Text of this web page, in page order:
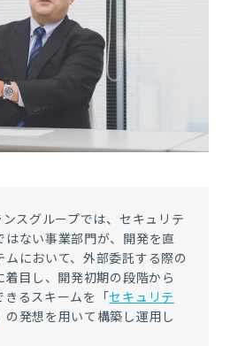
スグループでは、セキュリテ
はない事業部門が、開発を直
において、外部委託する際の
目し、開発初期の段階から
きるスキームを「セキュリテ
の発想を用いて構築し運用し